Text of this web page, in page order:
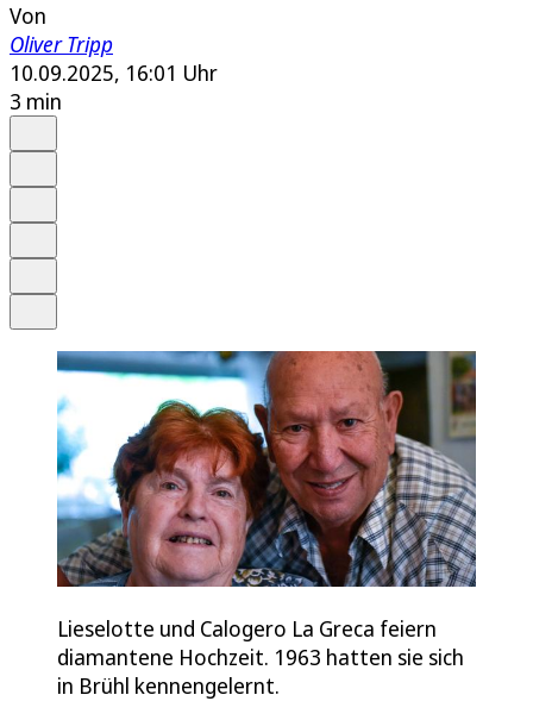
Von
Oliver Tripp
10.09.2025, 16:01 Uhr
3 min
Lieselotte und Calogero La Greca feiern
diamantene Hochzeit. 1963 hatten sie sich
in Brühl kennengelernt.